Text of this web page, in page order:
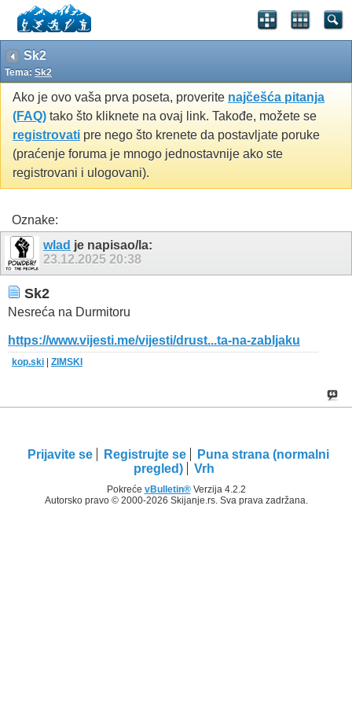
Sk2
Tema: Sk2
Ako je ovo vaša prva poseta, proverite najčešća pitanja
(FAQ) tako što kliknete na ovaj link. Takođe, možete se
registrovati pre nego što krenete da postavljate poruke
(praćenje foruma je mnogo jednostavnije ako ste
registrovani i ulogovani).
Oznake:
wlad je napisao/la:
23.12.2025 20:38
Sk2
Nesreća na Durmitoru
https://www.vijesti.me/vijesti/drust...ta-na-zabljaku
kop.ski ZIMSKI
Prijavite se Registrujte se
Puna strana (normalni
pregled)
Vrh
Pokreće vBulletin®Verzija 4.2.2
Autorsko pravo © 2000-2026 Skijanje.rs. Sva prava zadržana.